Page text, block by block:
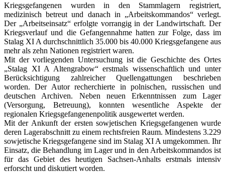
Kriegsgefangenen wurden in den Stammlagern registriert,
medizinisch betreut und danach in „Arbeitskommandos“ verlegt.
Der „Arbeitseinsatz“ erfolgte vorrangig in der Landwirtschaft. Der
Kriegsverlauf und die Gefangennahme hatten zur Folge, dass im
Stalag XI A durchschnittlich 35.000 bis 40.000 Kriegsgefangene aus
mehr als zehn Nationen registriert waren.
Mit der vorliegenden Untersuchung ist die Geschichte des Ortes
„Stalag XI A Altengrabow“ erstmals wissenschaftlich und unter
Berücksichtigung zahlreicher Quellengattungen beschrieben
worden. Der Autor recherchierte in polnischen, russischen und
deutschen Archiven. Neben neuen Erkenntnissen zum Lager
(Versorgung, Betreuung), konnten wesentliche Aspekte der
regionalen Kriegsgefangenenpolitik ausgewertet werden.
Mit der Ankunft der ersten sowjetischen Kriegsgefangenen wurde
deren Lagerabschnitt zu einem rechtsfreien Raum. Mindestens 3.229
sowjetische Kriegsgefangene sind im Stalag XI A umgekommen. Ihr
Einsatz, die Behandlung im Lager und in den Arbeitskommandos ist
für das Gebiet des heutigen Sachsen-Anhalts erstmals intensiv
erforscht und diskutiert worden.